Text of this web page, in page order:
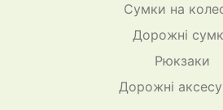
Сумки на
Дорожні
Рюкзаки
Дорожні